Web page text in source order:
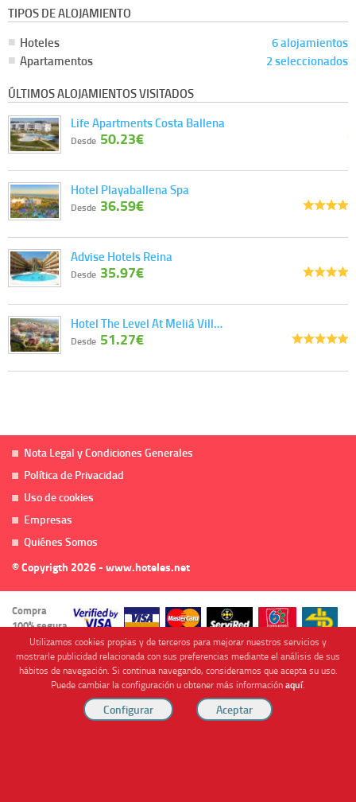
Información complementaria:
sobre cómo tratamos sus datos en la
TIPOS DE ALOJAMIENTO
Hoteles
6 alojamientos
Apartamentos
2 seleccionados
ÚLTIMOS ALOJAMIENTOS VISITADOS
Life Apartments Costa Ballena
Desde 50.23€
Hotel Playaballena Spa
Desde 36.59€
Advise Hotels Reina
Desde 35.97€
Hotel The Level At Meliá Vill…
Desde 51.27€
Nota Legal y Condiciones Generales
Política de Privacidad
Uso de cookies
Empresas
Quiénes Somos
© Copyrigth 2026 - www.hoteles.net
Compra
100% segura
Cofinanciado por
Utilizamos cookies propias y de terceros para mejorar nuestros servicios y
mostrarle publicidad relacionada con sus preferencias mediante el análisis de sus
hábitos de navegación. Si continua navegando, consideramos que acepta su uso.
Puede cambiar la configuración u obtener más informaciónaquí.